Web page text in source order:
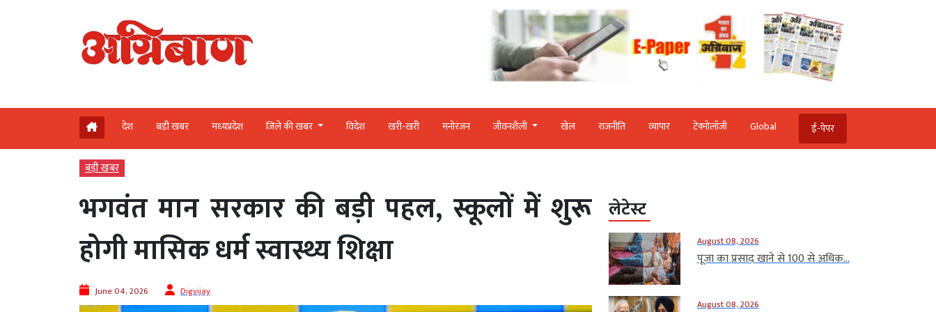
देश बड़ी खबर मध्‍यप्रदेश जिले की खबर विदेश खरी-खरी मनोरंजन जीवनशैली खेल राजनीति व्‍यापार टेक्‍नोलॉजी Global ई-पेपर
बड़ी खबर
भगवंत मान सरकार की बड़ी पहल, स्कूलों में शुरू
होगी मासिक धर्म स्वास्थ्य शिक्षा
June 04, 2026 Digvijay
लेटेस्ट
August 08, 2026
पूजा का प्रसाद खाने से 100 से अधिक...
August 08, 2026